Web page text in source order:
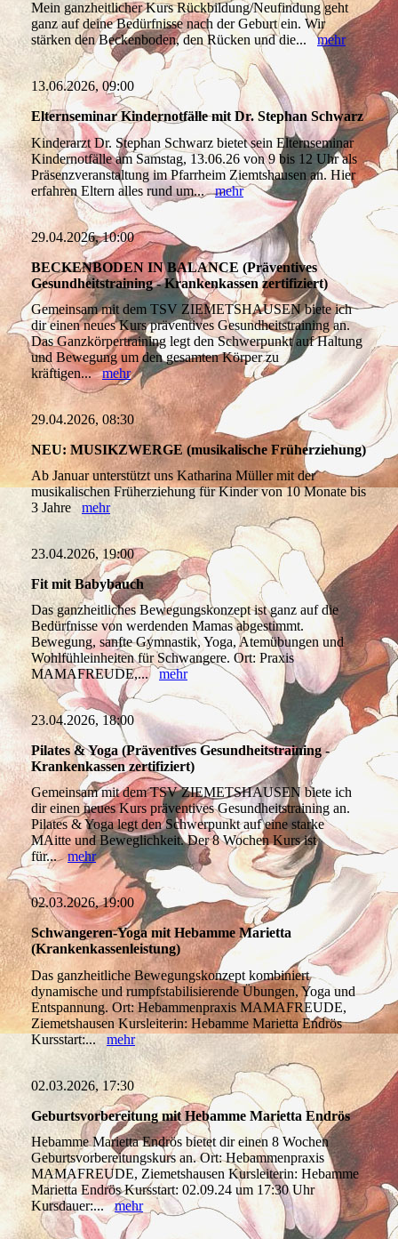
Mein ganzheitlicher Kurs Rückbildung/Neufindung geht
ganz auf deine Bedürfnisse nach der Geburt ein. Wir
stärken den Beckenboden, den Rücken und die...mehr
13.06.2026, 09:00
Elternseminar Kindernotfälle mit Dr. Stephan Schwarz
Kinderarzt Dr. Stephan Schwarz bietet sein Elternseminar
Kindernotfälle am Samstag, 13.06.26 von 9 bis 12 Uhr als
Präsenzveranstaltung im Pfarrheim Ziemtshausen an. Hier
erfahren Eltern alles rund um...mehr
29.04.2026, 10:00
BECKENBODEN IN BALANCE (Präventives
Gesundheitstraining - Krankenkassen zertifiziert)
Gemeinsam mit dem TSV ZIEMETSHAUSEN biete ich
dir einen neues Kurs präventives Gesundheitstraining an.
Das Ganzkörpertraining legt den Schwerpunkt auf Haltung
und Bewegung um den gesamten Körper zu
kräftigen...mehr
29.04.2026, 08:30
NEU: MUSIKZWERGE (musikalische Früherziehung)
Ab Januar unterstützt uns Katharina Müller mit der
musikalischen Früherziehung für Kinder von 10 Monate bis
3 Jahremehr
23.04.2026, 19:00
Fit mit Babybauch
Das ganzheitliches Bewegungskonzept ist ganz auf die
Bedürfnisse von werdenden Mamas abgestimmt.
Bewegung, sanfte Gymnastik, Yoga, Atemübungen und
Wohlfühleinheiten für Schwangere. Ort: Praxis
MAMAFREUDE,...mehr
23.04.2026, 18:00
Pilates & Yoga (Präventives Gesundheitstraining -
Krankenkassen zertifiziert)
Gemeinsam mit dem TSV ZIEMETSHAUSEN biete ich
dir einen neues Kurs präventives Gesundheitstraining an.
Pilates & Yoga legt den Schwerpunkt auf eine starke
MAitte und Beweglichkeit. Der 8 Wochen Kurs ist
für...mehr
02.03.2026, 19:00
Schwangeren-Yoga mit Hebamme Marietta
(Krankenkassenleistung)
Das ganzheitliche Bewegungskonzept kombiniert
dynamische und rumpfstabilisierende Übungen, Yoga und
Entspannung. Ort: Hebammenpraxis MAMAFREUDE,
Ziemetshausen Kursleiterin: Hebamme Marietta Endrös
Kursstart:... mehr
02.03.2026, 17:30
Geburtsvorbereitung mit Hebamme Marietta Endrös
Hebamme Marietta Endrös bietet dir einen 8 Wochen
Geburtsvorbereitungskurs an. Ort: Hebammenpraxis
MAMAFREUDE, Ziemetshausen Kursleiterin: Hebamme
Marietta Endrös Kursstart: 02.09.24 um 17:30 Uhr
Kursdauer:...mehr